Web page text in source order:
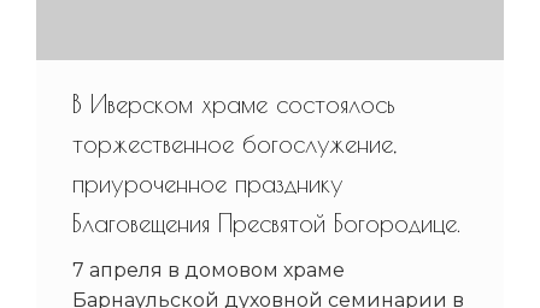
В Иверском храме состоялось
торжественное богослужение,
приуроченное празднику
Благовещения Пресвятой Богородице.
7 апреля в домовом храме
Барнаульской духовной семинарии в